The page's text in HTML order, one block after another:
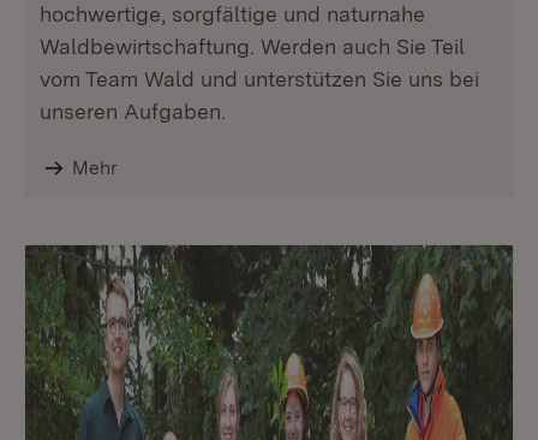
hochwertige, sorgfältige und naturnahe
Waldbewirtschaftung. Werden auch Sie Teil
vom Team Wald und unterstützen Sie uns bei
unseren Aufgaben.
Mehr